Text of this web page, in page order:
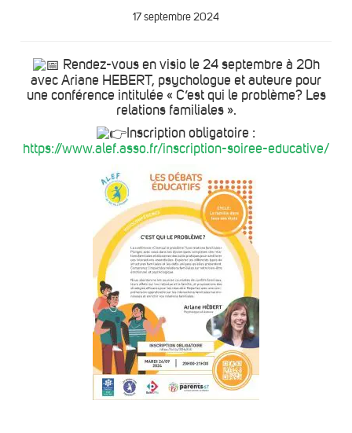
17 septembre 2024
Rendez-vous en visio le 24 septembre à 20h
avec Ariane HEBERT, psychologue et auteure pour
une conférence intitulée « C’est qui le problème? Les
relations familiales ».
Inscription obligatoire :
https://www.alef.asso.fr/inscription-soiree-educative/